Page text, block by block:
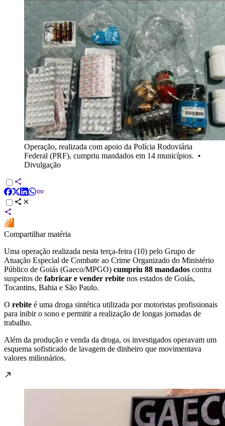
Operação, realizada com apoio da Polícia Rodoviária
Federal (PRF), cumpriu mandados em 14 municípios. •
Divulgação
Compartilhar matéria
Uma operação realizada nesta terça-feira (10) pelo Grupo de
Atuação Especial de Combate ao Crime Organizado do Ministério
Público de Goiás (Gaeco/MPGO) cumpriu 88 mandados contra
suspeitos de fabricar e vender rebite nos estados de Goiás,
Tocantins, Bahia e São Paulo.
O rebite é uma droga sintética utilizada por motoristas profissionais
para inibir o sono e permitir a realização de longas jornadas de
trabalho.
Além da produção e venda da droga, os investigados operavam um
esquema sofisticado de lavagem de dinheiro que movimentava
valores milionários.